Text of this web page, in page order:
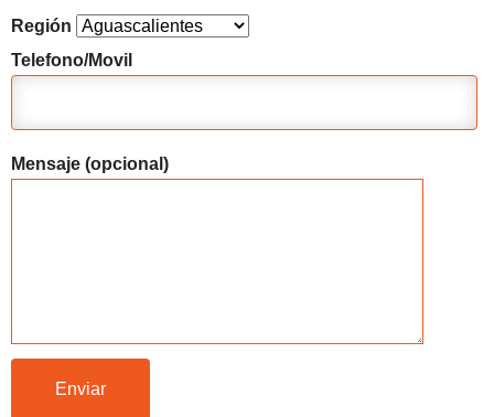
Región
Telefono/Movil
Mensaje (opcional)